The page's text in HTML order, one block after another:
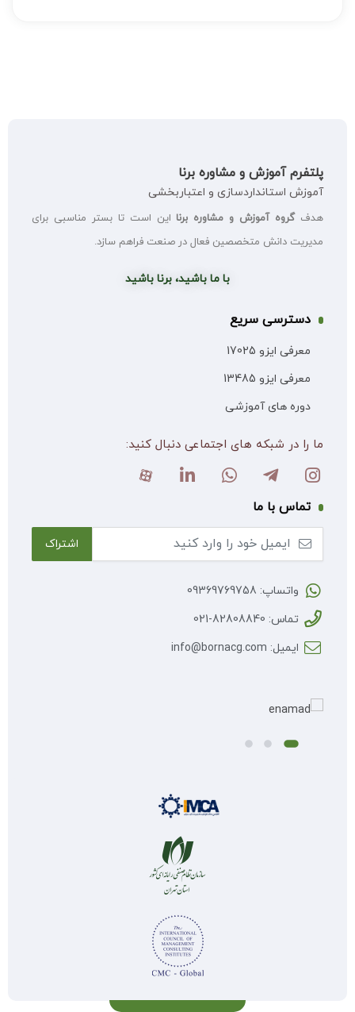
پلتفرم آموزش و مشاوره برنا
آموزش استانداردسازی و اعتباربخشی
هدفگروه آموزش و مشاوره برنا این است تا بستر مناسبی برای
مدیریت دانش متخصصین فعال در صنعت فراهم سازد.
با ما باشید، برنا باشید
دسترسی سریع
معرفی ایزو 17025
معرفی ایزو 13485
دوره های آموزشی
ما را در شبکه های اجتماعی دنبال کنید:
تماس با ما
واتساپ: 09369769758
تماس: 82808840-021
ایمیل: info@bornacg.com